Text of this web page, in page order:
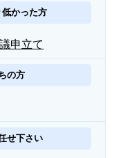
かった方
申立て
の方
せ下さい